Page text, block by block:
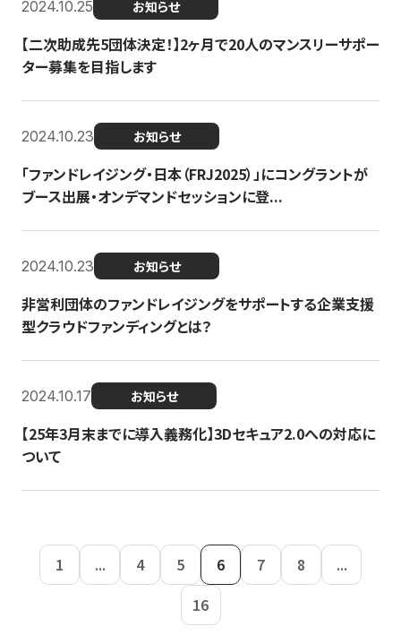
2024.10.25 お知らせ
【二次助成先5団体決定！】2ヶ月で20人のマンスリーサポー
ター募集を目指します
2024.10.23 お知らせ
「ファンドレイジング・日本（FRJ2025）」にコングラントが
ブース出展・オンデマンドセッションに登...
2024.10.23 お知らせ
非営利団体のファンドレイジングをサポートする企業支援
型クラウドファンディングとは？
2024.10.17 お知らせ
【25年3月末までに導入義務化】3Dセキュア2.0への対応に
ついて
1 ... 4 5 6 7 8
...
16